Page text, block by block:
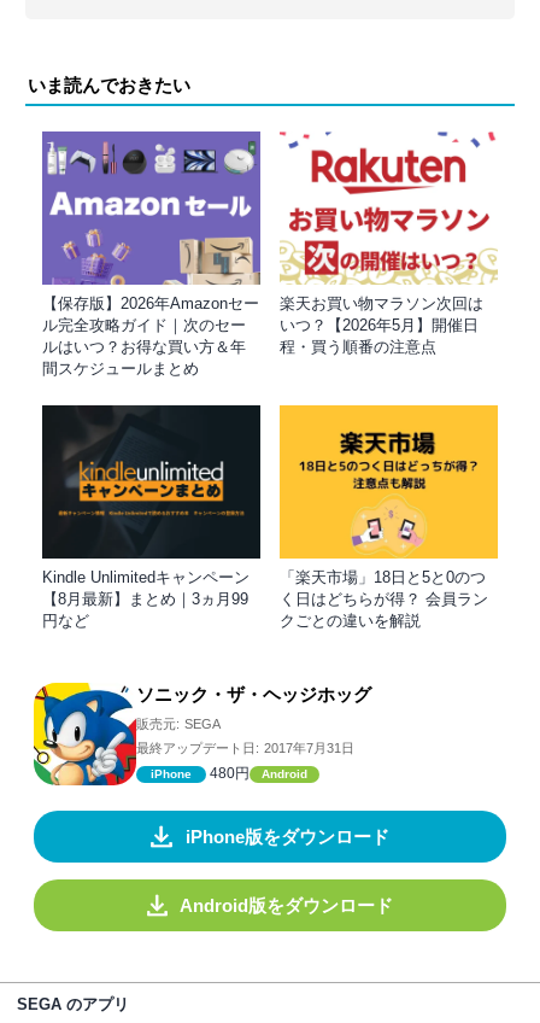
いま読んでおきたい
【保存版】2026年Amazonセー
ル完全攻略ガイド｜次のセー
ルはいつ？お得な買い方＆年
間スケジュールまとめ
楽天お買い物マラソン次回は
いつ？【2026年5月】開催日
程・買う順番の注意点
Kindle Unlimitedキャンペーン
【8月最新】まとめ｜3ヵ月99
円など
「楽天市場」18日と5と0のつ
く日はどちらが得？ 会員ラン
クごとの違いを解説
ソニック・ザ・ヘッジホッグ
販売元: SEGA
最終アップデート日: 2017年7月31日
iPhone 480円 Android
iPhone版をダウンロード
Android版をダウンロード
SEGA のアプリ